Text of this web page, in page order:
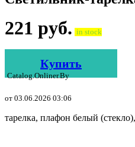
221 руб. in stock
Купить
Catalog.onliner.by
от 03.06.2026 03:06
тарелка, плафон белый